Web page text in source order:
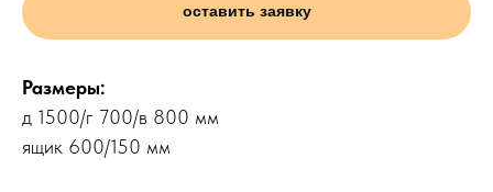
оставить заявку
Размеры:
д 1500/г 700/в 800 мм
ящик 600/150 мм